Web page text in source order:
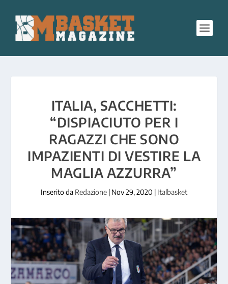
ITALIA, SACCHETTI:
“DISPIACIUTO PER I
RAGAZZI CHE SONO
IMPAZIENTI DI VESTIRE LA
MAGLIA AZZURRA”
Inserito da Redazione | Nov 29, 2020 | Italbasket